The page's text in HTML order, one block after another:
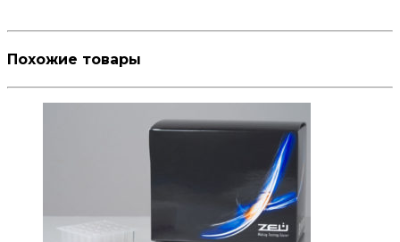
Похожие товары